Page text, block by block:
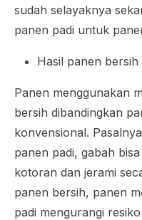
sudah selayaknya
panen padi untuk
Hasil panen
Panen menggunakan
bersih dibandingkan
konvensional.
panen padi, gabah
kotoran dan jerami
panen bersih, panen
padi mengurangi